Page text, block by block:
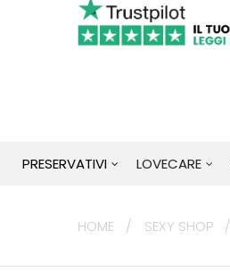
PRESERVATIVI LOVECARE
HOME SEXY SHOP